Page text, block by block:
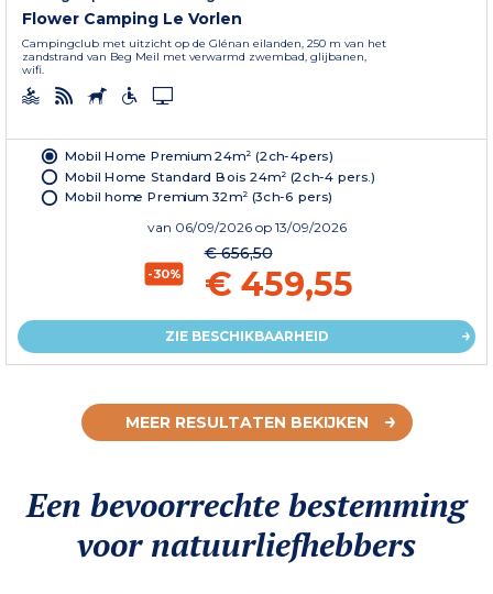
Flower Camping Le Vorlen
Campingclub met uitzicht op de Glénan eilanden, 250 m van het
zandstrand van Beg Meil met verwarmd zwembad, glijbanen,
wifi.
Mobil Home Premium 24m² (2ch-4pers)
Mobil Home Standard Bois 24m² (2ch-4 pers.)
Mobil home Premium 32m² (3ch-6 pers)
van 06/09/2026 op 13/09/2026
-30%
€ 656,50
€ 459,55
ZIE BESCHIKBAARHEID
MEER RESULTATEN BEKIJKEN
Een bevoorrechte bestemming
voor natuurliefhebbers